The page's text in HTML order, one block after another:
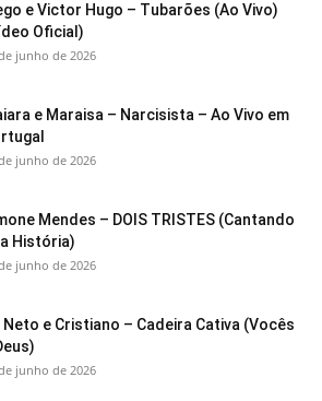
e Victor Hugo – Tubarões (Ao Vivo)
Oficial)
junho de 2026
e Maraisa – Narcisista – Ao Vivo em
junho de 2026
Mendes – DOIS TRISTES (Cantando
História)
junho de 2026
Neto e Cristiano – Cadeira Cativa (Vocês
junho de 2026